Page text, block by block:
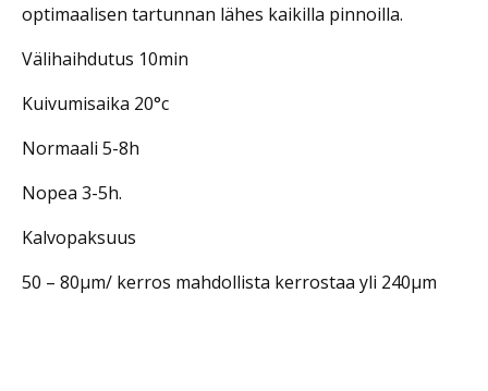
optimaalisen tartunnan lähes kaikilla pinnoilla.
Välihaihdutus 10min
Kuivumisaika 20°c
Normaali 5-8h
Nopea 3-5h.
Kalvopaksuus
50 – 80μm/ kerros mahdollista kerrostaa yli 240μm